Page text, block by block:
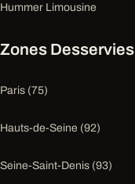
Hummer Limousine
Zones Desservies
Paris (75)
Hauts-de-Seine (92)
Seine-Saint-Denis (93)